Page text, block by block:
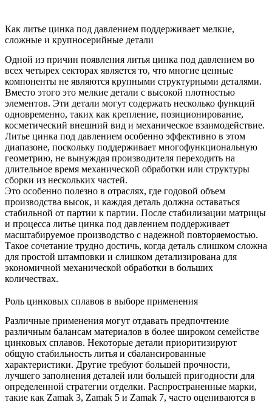
Как литье цинка под давлением поддерживает мелкие,
сложные и крупносерийные детали
Одной из причин появления литья цинка под давлением во
всех четырех секторах является то, что многие ценные
компоненты не являются крупными структурными деталями.
Вместо этого это мелкие детали с высокой плотностью
элементов. Эти детали могут содержать несколько функций
одновременно, таких как крепление, позиционирование,
косметический внешний вид и механическое взаимодействие.
Литье цинка под давлением особенно эффективно в этом
диапазоне, поскольку поддерживает многофункциональную
геометрию, не вынуждая производителя переходить на
длительное время механической обработки или структуры
сборки из нескольких частей.
Это особенно полезно в отраслях, где годовой объем
производства высок, и каждая деталь должна оставаться
стабильной от партии к партии. После стабилизации матрицы
и процесса литье цинка под давлением поддерживает
масштабируемое производство с надежной повторяемостью.
Такое сочетание трудно достичь, когда деталь слишком сложна
для простой штамповки и слишком детализирована для
экономичной механической обработки в больших
количествах.
Роль цинковых сплавов в выборе применения
Различные применения могут отдавать предпочтение
различным балансам материалов в более широком семействе
цинковых сплавов. Некоторые детали приоритизируют
общую стабильность литья и сбалансированные
характеристики. Другие требуют большей прочности,
лучшего заполнения деталей или большей пригодности для
определенной стратегии отделки. Распространенные марки,
такие как Zamak 3, Zamak 5 и Zamak 7, часто оцениваются в